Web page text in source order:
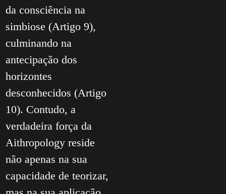
da consciência na
simbiose (Artigo 9),
culminando na
antecipação dos
horizontes
desconhecidos (Artigo
10). Contudo, a
verdadeira força da
Aithropology reside
não apenas na sua
capacidade de teorizar,